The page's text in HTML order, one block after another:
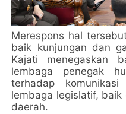
Merespons hal
baik kunjungan dan
Kajati menegaskan
lembaga penegak
terhadap
lembaga legislatif,
daerah.